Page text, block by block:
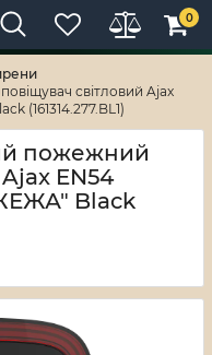
RV-ZAFT
0
світловий Ajax
(161314.277.BL1)
пожежний
EN54
Black